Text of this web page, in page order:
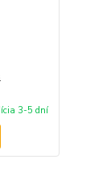
3-5 dní